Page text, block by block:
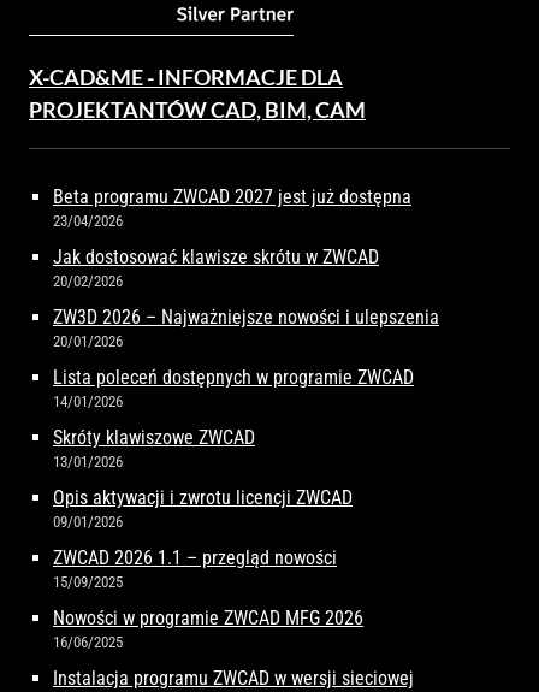
X-CAD&ME - INFORMACJE DLA
PROJEKTANTÓW CAD, BIM, CAM
Beta programu ZWCAD 2027 jest już dostępna
23/04/2026
Jak dostosować klawisze skrótu w ZWCAD
20/02/2026
ZW3D 2026 – Najważniejsze nowości i ulepszenia
20/01/2026
Lista poleceń dostępnych w programie ZWCAD
14/01/2026
Skróty klawiszowe ZWCAD
13/01/2026
Opis aktywacji i zwrotu licencji ZWCAD
09/01/2026
ZWCAD 2026 1.1 – przegląd nowości
15/09/2025
Nowości w programie ZWCAD MFG 2026
16/06/2025
Instalacja programu ZWCAD w wersji sieciowej